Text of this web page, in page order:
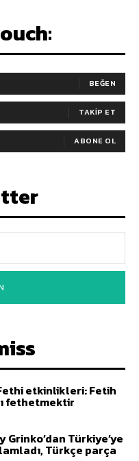
BEĞEN
TAKIP ET
ABONE OL
Fethi etkinlikleri: Fetih
fethetmektir
Türkiye’ye
Türkçe parça